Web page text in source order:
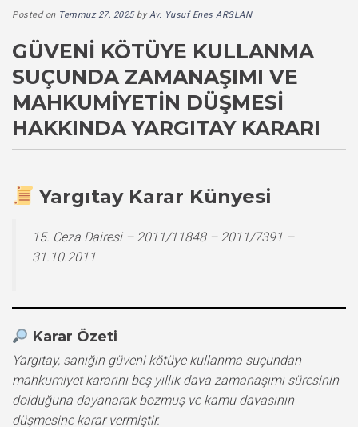
Posted on Temmuz 27, 2025byAv. Yusuf Enes ARSLAN
GÜVENI KÖTÜYE KULLANMA
SUÇUNDA ZAMANAŞIMI VE
MAHKUMIYETIN DÜŞMESI
HAKKINDA YARGITAY KARARI
Yargıtay Karar Künyesi
15. Ceza Dairesi – 2011/11848 – 2011/7391 –
31.10.2011
Karar Özeti
Yargıtay, sanığın güveni kötüye kullanma suçundan
mahkumiyet kararını beş yıllık dava zamanaşımı süresinin
dolduğuna dayanarak bozmuş ve kamu davasının
düşmesine karar vermiştir.